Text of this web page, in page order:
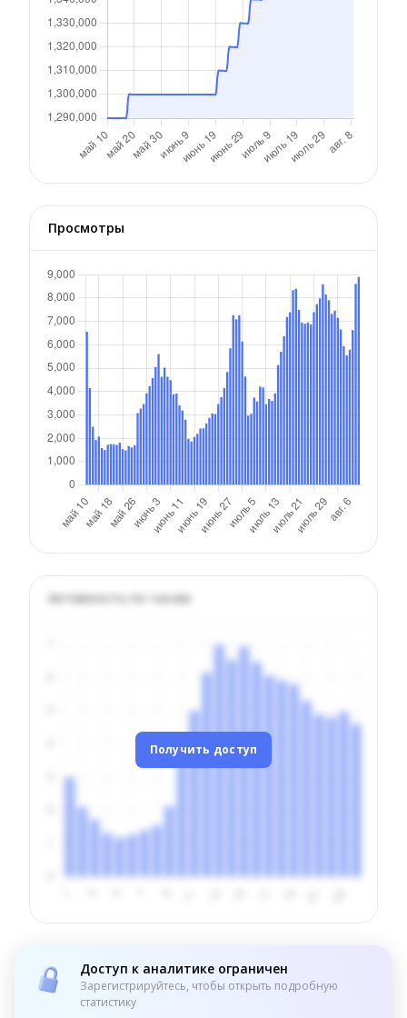
Просмотры
Активность по часам
Получить доступ
Доступ к аналитике ограничен
Зарегистрируйтесь, чтобы открыть подробную
статистику